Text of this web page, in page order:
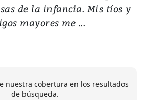
de la infancia. Mis tíos y
mayores me ...
nuestra cobertura en los resultados
de búsqueda.